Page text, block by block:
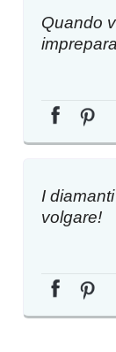
Quando
I
volgare!